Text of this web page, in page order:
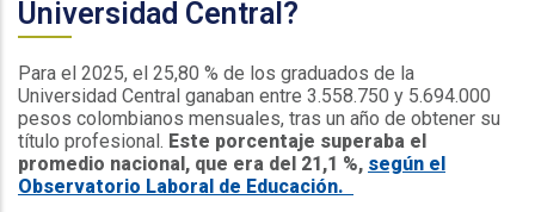
Universidad Central?
Para el 2025, el 25,80 % de los graduados de la
Universidad Central ganaban entre 3.558.750 y 5.694.000
pesos colombianos mensuales, tras un año de obtener su
título profesional. Este porcentaje superaba el
promedio nacional, que era del 21,1 %, según el
Observatorio Laboral de Educación.